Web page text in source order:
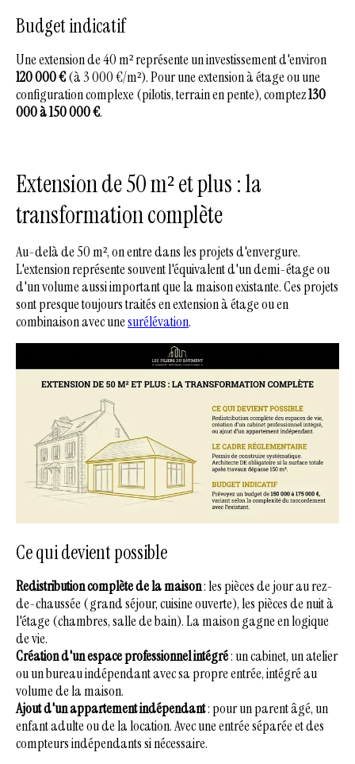
Budget indicatif
Une extension de 40 m² représente un investissement d'environ
120 000 €(à 3 000 €/m²). Pour une extension à étage ou une
configuration complexe (pilotis, terrain en pente), comptez130
000 à 150 000 €.
Extension de 50 m² et plus : la
transformation complète
Au-delà de 50 m², on entre dans les projets d'envergure.
L'extension représente souvent l'équivalent d'un demi-étage ou
d'un volume aussi important que la maison existante. Ces projets
sont presque toujours traités en extension à étage ou en
combinaison avec unesurélévation.
Ce qui devient possible
Redistribution complète de la maison: les pièces de jour au rez-
de-chaussée (grand séjour, cuisine ouverte), les pièces de nuit à
l'étage (chambres, salle de bain). La maison gagne en logique
de vie.
Création d'un espace professionnel intégré: un cabinet, un atelier
ou un bureau indépendant avec sa propre entrée, intégré au
volume de la maison.
Ajout d'un appartement indépendant: pour un parent âgé, un
enfant adulte ou de la location. Avec une entrée séparée et des
compteurs indépendants si nécessaire.